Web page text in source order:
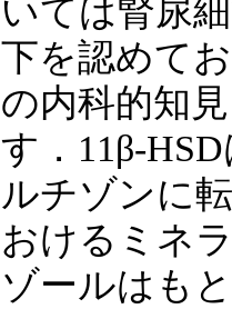
いては腎尿
下を認めて
の内科的知
す．11β-
ルチゾンに
おけるミネ
ゾールはも